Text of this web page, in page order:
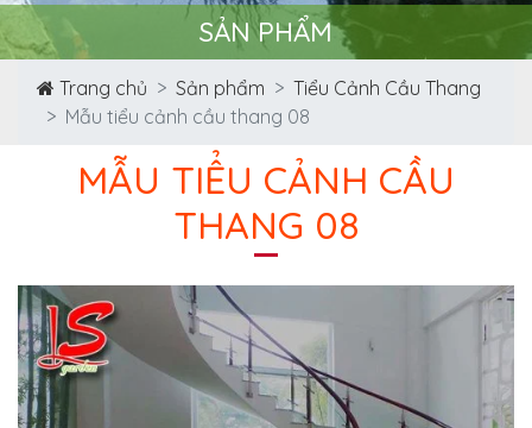
SẢN PHẨM
Trang chủ Sản phẩm
Tiểu Cảnh Cầu Thang
Mẫu tiểu cảnh cầu thang 08
MẪU TIỂU CẢNH CẦU
THANG 08